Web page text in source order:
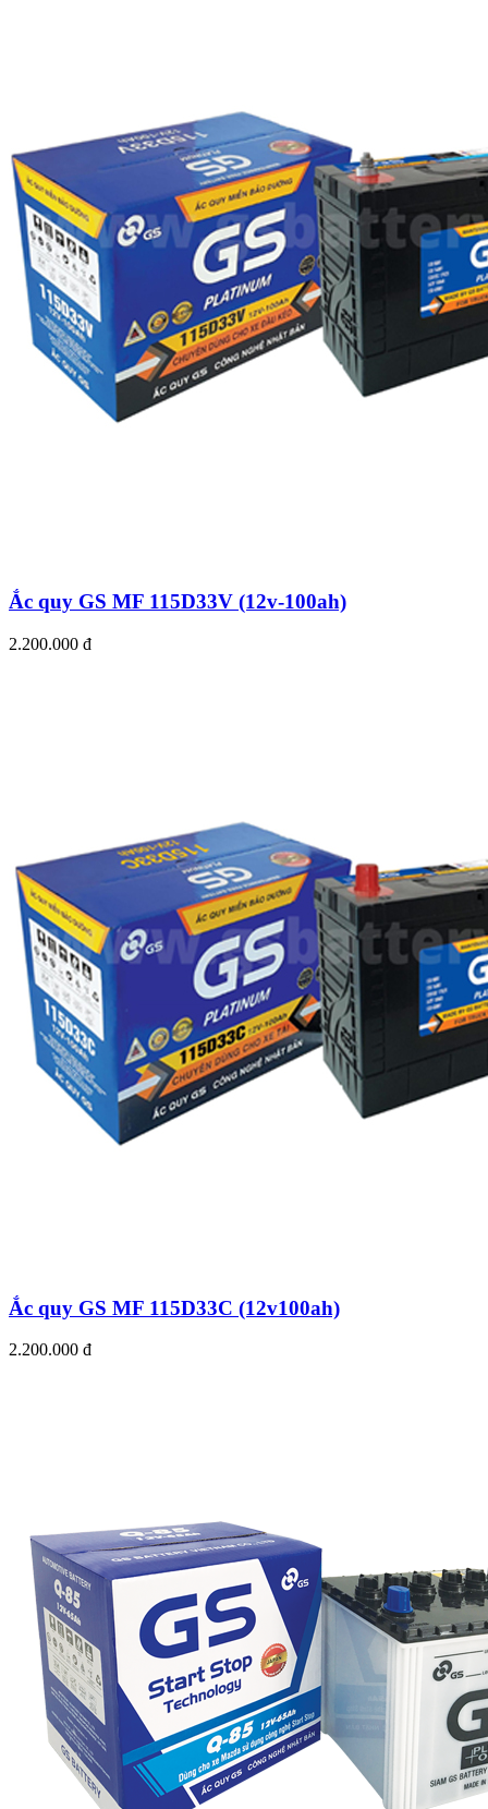
Ắc quy GS MF 115D33V (12v-100ah)
2.200.000 đ
Ắc quy GS MF 115D33C (12v100ah)
2.200.000 đ